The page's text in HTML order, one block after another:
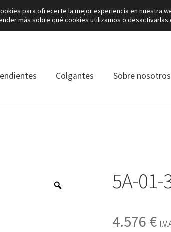
Colgantes Sobre nosotros
5A-01-
4.576 €
para ofrecerte la mejor experiencia en nuestra
más sobre qué cookies utilizamos o